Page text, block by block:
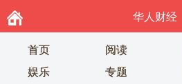
华人财经
首页 阅读
娱乐
专题